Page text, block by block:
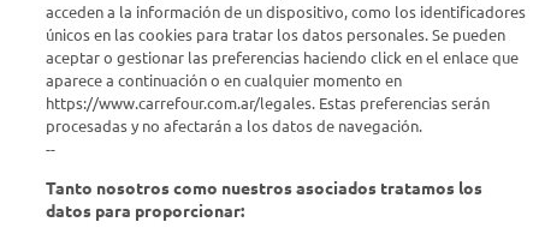
Estamos para ayudarte
¿Tenés una consulta? Comunicate con nosotros acá
Descubrí Carrefour
Conocenos
acceden a la información de un dispositivo, como los identificadores
únicos en las cookies para tratar los datos personales. Se pueden
aceptar o gestionar las preferencias haciendo click en el enlace que
aparece a continuación o en cualquier momento en
https://www.carrefour.com.ar/legales. Estas preferencias serán
procesadas y no afectarán a los datos de navegación.
--
Tanto nosotros como nuestros asociados tratamos los
datos para proporcionar: